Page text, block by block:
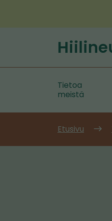
Etusivu
Tietoa
meistä
Etusivu